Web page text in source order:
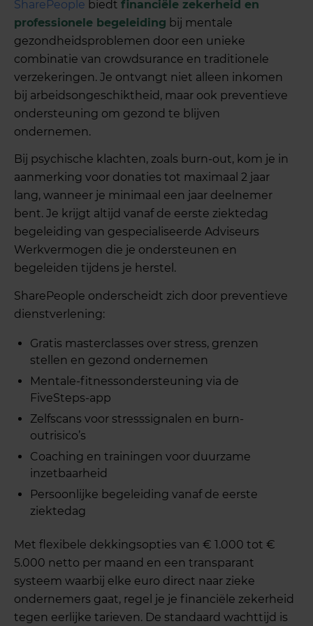
SharePeople biedtfinanciële zekerheid en
professionele begeleiding bij mentale
gezondheidsproblemen door een unieke
combinatie van crowdsurance en traditionele
verzekeringen. Je ontvangt niet alleen inkomen
bij arbeidsongeschiktheid, maar ook preventieve
ondersteuning om gezond te blijven
ondernemen.
Bij psychische klachten, zoals burn-out, kom je in
aanmerking voor donaties tot maximaal 2 jaar
lang, wanneer je minimaal een jaar deelnemer
bent. Je krijgt altijd vanaf de eerste ziektedag
begeleiding van gespecialiseerde Adviseurs
Werkvermogen die je ondersteunen en
begeleiden tijdens je herstel.
SharePeople onderscheidt zich door preventieve
dienstverlening:
Gratis masterclasses over stress, grenzen
stellen en gezond ondernemen
Mentale-fitnessondersteuning via de
FiveSteps-app
Zelfscans voor stresssignalen en burn-
outrisico’s
Coaching en trainingen voor duurzame
inzetbaarheid
Persoonlijke begeleiding vanaf de eerste
ziektedag
Met flexibele dekkingsopties van € 1.000 tot €
5.000 netto per maand en een transparant
systeem waarbij elke euro direct naar zieke
ondernemers gaat, regel je je financiële zekerheid
tegen eerlijke tarieven. De standaard wachttijd is